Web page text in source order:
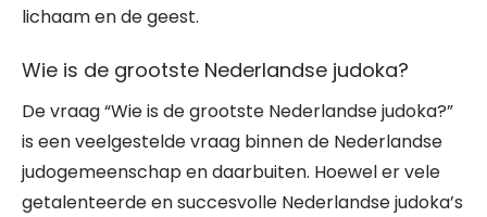
lichaam en de geest.
Wie is de grootste Nederlandse judoka?
De vraag “Wie is de grootste Nederlandse judoka?”
is een veelgestelde vraag binnen de Nederlandse
judogemeenschap en daarbuiten. Hoewel er vele
getalenteerde en succesvolle Nederlandse judoka’s